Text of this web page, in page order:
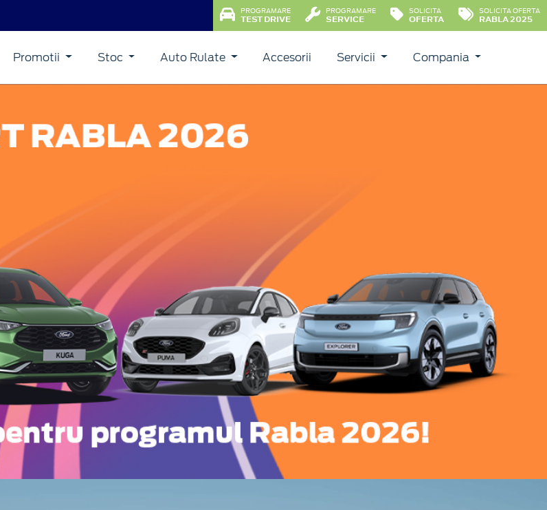
PROGRAMARE
TEST DRIVE
PROGRAMARE
SERVICE
SOLICITA
OFERTA
SOLICITA OFERTA
RABLA 2025
Promotii Stoc Auto Rulate Accesorii Servicii Compania